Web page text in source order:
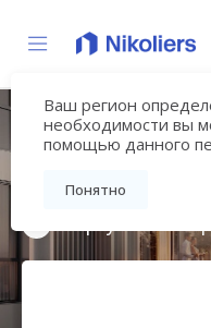
Ваш регион
необходимости вы
помощью данного
Понятно
«ВЕЕР»